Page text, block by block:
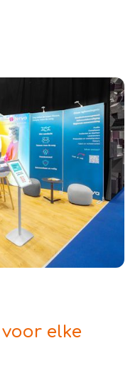
elke